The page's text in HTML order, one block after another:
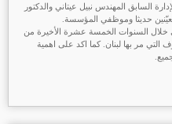
السابق المهندس نبيل عيتاني والدكتور
حديثا وموظفي المؤسسة.
خلال السنوات الخمسة عشرة الأخيرة من
مر بها لبنان. كما اكد على اهمية